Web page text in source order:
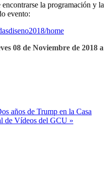
la programación y la
evento:
home
08 de Noviembre de 2018 a
años de Trump en la Casa
de Vídeos del GCU »